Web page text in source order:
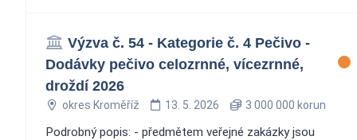
Výzva č. 54 - Kategorie č. 4 Pečivo -
Dodávky pečivo celozrnné, vícezrnné,
droždí 2026
okres Kroměříž 13. 5. 2026 3 000 000 korun
Podrobný popis: - předmětem veřejné zakázky jsou